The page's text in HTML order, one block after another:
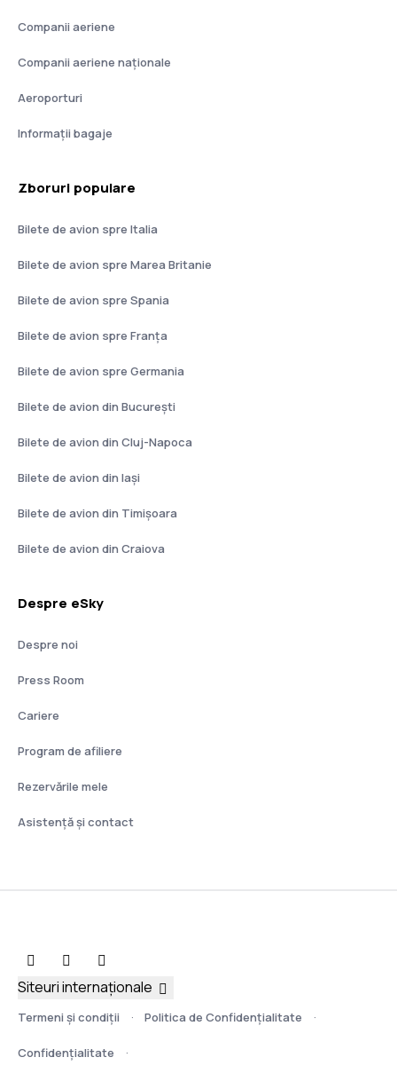
Companii aeriene
Companii aeriene naţionale
Aeroporturi
Informații bagaje
Zboruri populare
Bilete de avion spre Italia
Bilete de avion spre Marea Britanie
Bilete de avion spre Spania
Bilete de avion spre Franţa
Bilete de avion spre Germania
Bilete de avion din București
Bilete de avion din Cluj-Napoca
Bilete de avion din Iași
Bilete de avion din Timișoara
Bilete de avion din Craiova
Despre eSky
Despre noi
Press Room
Cariere
Program de afiliere
Rezervările mele
Asistenţă şi contact
Termeni şi condiţii Politica de Confidențialitate
Confidențialitate
Siteuri internaționale